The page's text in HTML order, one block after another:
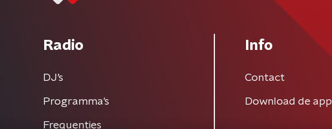
Radio
DJ’s
Programma's
Frequenties
Info
Contact
Download de app